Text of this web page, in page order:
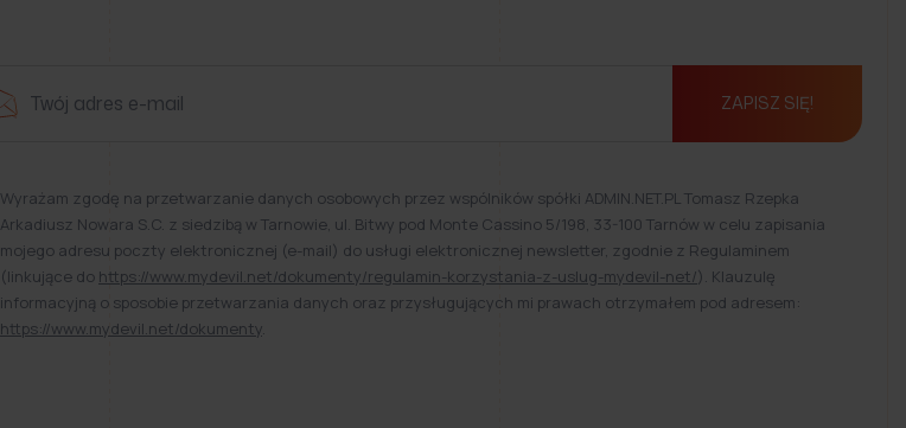
ZAPISZ SIĘ!
Wyrażam zgodę na przetwarzanie danych osobowych przez wspólników spółki ADMIN.NET.PL Tomasz Rzepka
Arkadiusz Nowara S.C. z siedzibą w Tarnowie, ul. Bitwy pod Monte Cassino 5/198, 33-100 Tarnów w celu zapisania
mojego adresu poczty elektronicznej (e-mail) do usługi elektronicznej newsletter, zgodnie z Regulaminem
(linkujące do https://www.mydevil.net/dokumenty/regulamin-korzystania-z-uslug-mydevil-net/). Klauzulę
informacyjną o sposobie przetwarzania danych oraz przysługujących mi prawach otrzymałem pod adresem:
https://www.mydevil.net/dokumenty.